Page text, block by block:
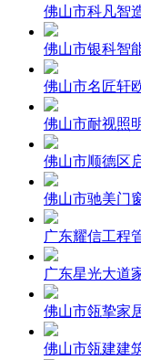
佛山市科凡智
佛山市银科智
佛山市名匠轩
佛山市耐视照
佛山市顺德区
佛山市驰美门
广东耀信工程
广东星光大道
佛山市瓴挚家
佛山市瓴建建